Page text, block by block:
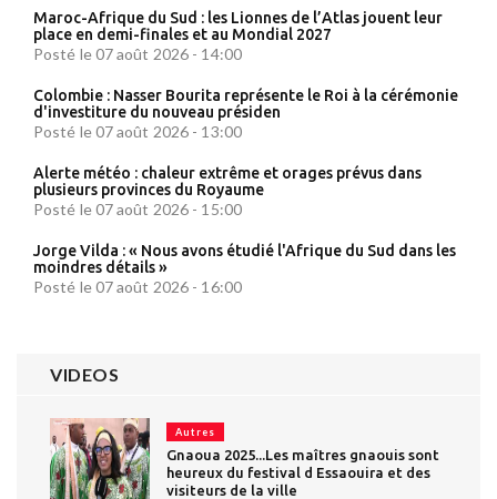
Maroc-Afrique du Sud : les Lionnes de l’Atlas jouent leur
place en demi-finales et au Mondial 2027
Posté le 07 août 2026 - 14:00
Colombie : Nasser Bourita représente le Roi à la cérémonie
d'investiture du nouveau présiden
Posté le 07 août 2026 - 13:00
Alerte météo : chaleur extrême et orages prévus dans
plusieurs provinces du Royaume
Posté le 07 août 2026 - 15:00
Jorge Vilda : « Nous avons étudié l'Afrique du Sud dans les
moindres détails »
Posté le 07 août 2026 - 16:00
VIDEOS
Autres
Gnaoua 2025...Les maîtres gnaouis sont
heureux du festival d Essaouira et des
visiteurs de la ville